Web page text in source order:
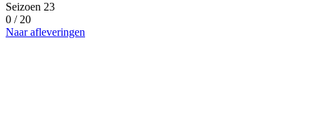
Seizoen 23
0 / 20
Naar afleveringen